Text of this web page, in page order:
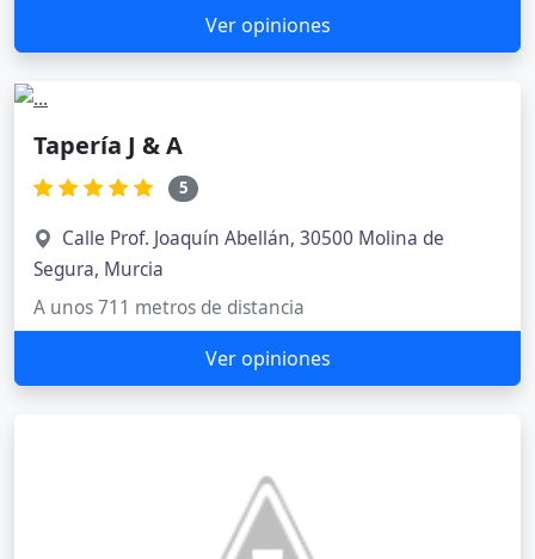
Ver opiniones
Tapería J & A
5
Calle Prof. Joaquín Abellán, 30500 Molina de
Segura, Murcia
A unos 711 metros de distancia
Ver opiniones